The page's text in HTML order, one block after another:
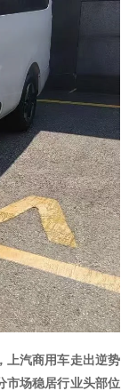
上汽商用车走出逆势
市场稳居行业头部位